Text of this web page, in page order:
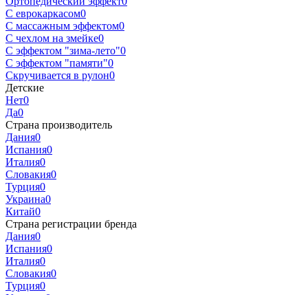
С еврокаркасом0
С массажным эффектом0
С чехлом на змейке0
С эффектом "зима-лето"0
С эффектом "памяти"0
Скручивается в рулон0
Детские
Нет0
Да0
Страна производитель
Дания0
Испания0
Италия0
Словакия0
Турция0
Украина0
Китай0
Страна регистрации бренда
Дания0
Испания0
Италия0
Словакия0
Турция0